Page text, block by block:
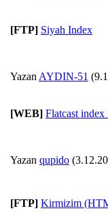
[FTP] Siyah Index
Yazan AYDIN-51
[WEB] Flatcast index
Yazan qupido
[FTP] Kirmizim